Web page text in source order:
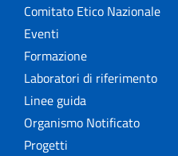
Comitato Etico Nazionale
Eventi
Formazione
Laboratori di riferimento
Linee guida
Organismo Notificato
Progetti